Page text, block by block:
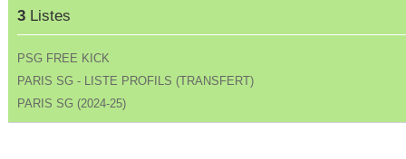
3Listes
PSG FREE KICK
PARIS SG - LISTE PROFILS (TRANSFERT)
PARIS SG (2024-25)